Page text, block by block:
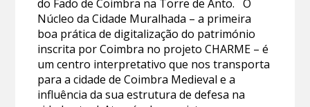
do Fado de Coimbra na Torre de Anto. O
Núcleo da Cidade Muralhada – a primeira
boa prática de digitalização do património
inscrita por Coimbra no projeto CHARME – é
um centro interpretativo que nos transporta
para a cidade de Coimbra Medieval e a
influência da sua estrutura de defesa na